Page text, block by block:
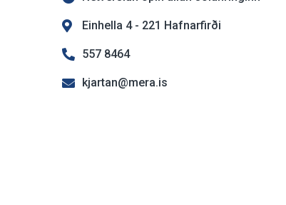
Einhella 4 - 221 Hafnarfirði
557 8464
kjartan@mera.is